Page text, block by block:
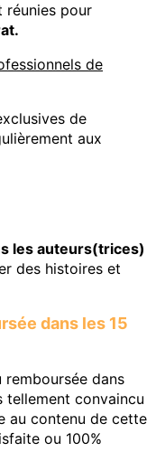
réunies pour
de
de
aux
les auteurs(trices)
des histoires et
dans les 15
dans
tellement convaincu
au contenu de cette
ou 100%